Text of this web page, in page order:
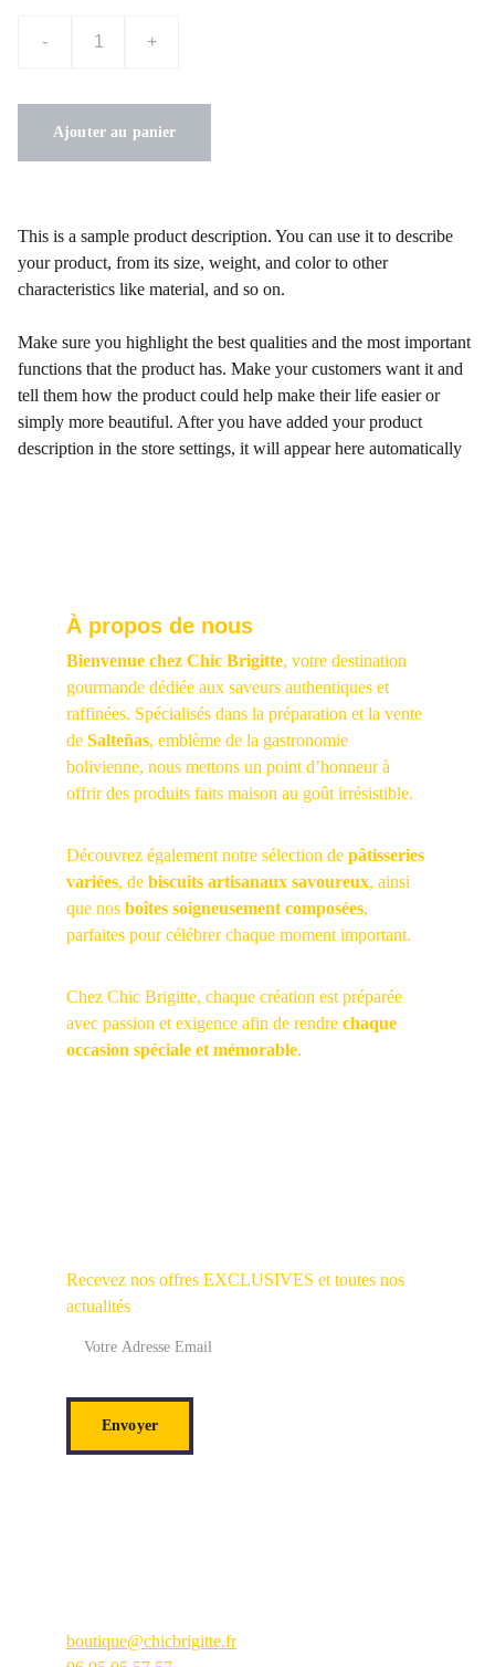
- +
Ajouter au panier
This is a sample product description. You can use it to describe
your product, from its size, weight, and color to other
characteristics like material, and so on.
Make sure you highlight the best qualities and the most important
functions that the product has. Make your customers want it and
tell them how the product could help make their life easier or
simply more beautiful. After you have added your product
description in the store settings, it will appear here automatically
Recevez nos offres EXCLUSIVES et toutes nos
actualités
Envoyer
À propos de nous
Bienvenue chez Chic Brigitte, votre destination
gourmande dédiée aux saveurs authentiques et
raffinées. Spécialisés dans la préparation et la vente
de Salteñas, emblème de la gastronomie
bolivienne, nous mettons un point d’honneur à
offrir des produits faits maison au goût irrésistible.
Découvrez également notre sélection de pâtisseries
variées, de biscuits artisanaux savoureux, ainsi
que nos boîtes soigneusement composées,
parfaites pour célébrer chaque moment important.
Chez Chic Brigitte, chaque création est préparée
avec passion et exigence afin de rendre chaque
occasion spéciale et mémorable.
boutique@chicbrigitte.fr